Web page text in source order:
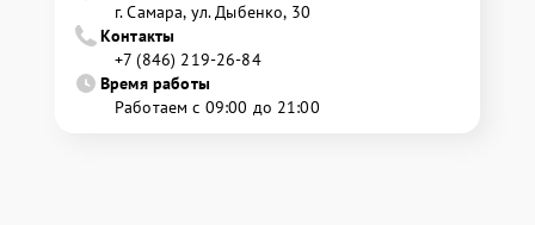
г. Самара, ул. Дыбенко, 30
Контакты
+7 (846) 219-26-84
Время работы
Работаем с 09:00 до 21:00